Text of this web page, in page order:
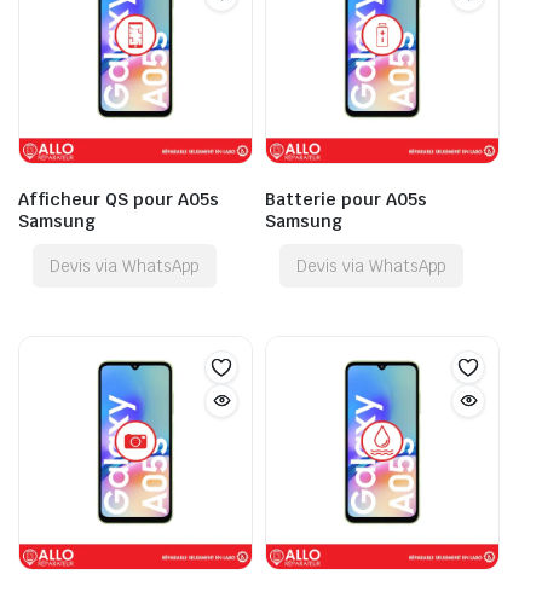
Afficheur QS pour A05s
Samsung
Devis via WhatsApp
Batterie pour A05s
Samsung
Devis via WhatsApp